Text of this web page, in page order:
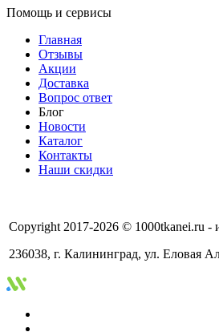
Помощь и сервисы
Главная
Отзывы
Акции
Доставка
Вопрос ответ
Блог
Новости
Каталог
Контакты
Наши скидки
Copyright 2017-2026 © 1000tkanei.ru
236038, г. Калининград, ул. Еловая